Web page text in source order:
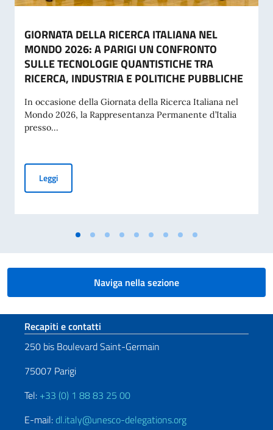
GIORNATA DELLA RICERCA ITALIANA NEL
MONDO 2026: A PARIGI UN CONFRONTO
SULLE TECNOLOGIE QUANTISTICHE TRA
RICERCA, INDUSTRIA E POLITICHE PUBBLICHE
In occasione della Giornata della Ricerca Italiana nel
Mondo 2026, la Rappresentanza Permanente d’Italia
presso...
LeggiGIORNATA DELLA RICERCA ITALIANA NEL MONDO 2026:
Naviga nella sezione
Sezione footer
Recapiti e contatti
250 bis Boulevard Saint-Germain
75007 Parigi
Tel: +33 (0) 1 88 83 25 00
E-mail: dl.italy@unesco-delegations.org